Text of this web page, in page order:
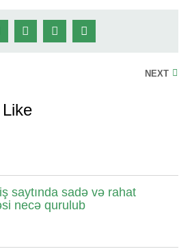
NEXT
saytında sadə və rahat
necə qurulub